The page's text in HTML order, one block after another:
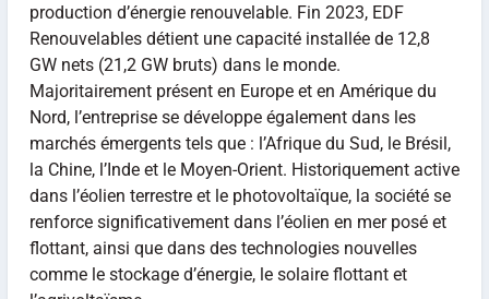
production d’énergie renouvelable. Fin 2023, EDF
Renouvelables détient une capacité installée de 12,8
GW nets (21,2 GW bruts) dans le monde.
Majoritairement présent en Europe et en Amérique du
Nord, l’entreprise se développe également dans les
marchés émergents tels que : l’Afrique du Sud, le Brésil,
la Chine, l’Inde et le Moyen-Orient. Historiquement active
dans l’éolien terrestre et le photovoltaïque, la société se
renforce significativement dans l’éolien en mer posé et
flottant, ainsi que dans des technologies nouvelles
comme le stockage d’énergie, le solaire flottant et